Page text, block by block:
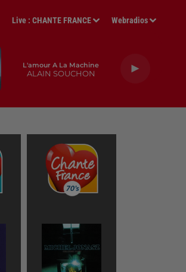
Live :CHANTE FRANCE Webradios
L'amour A La Machine
ALAIN SOUCHON